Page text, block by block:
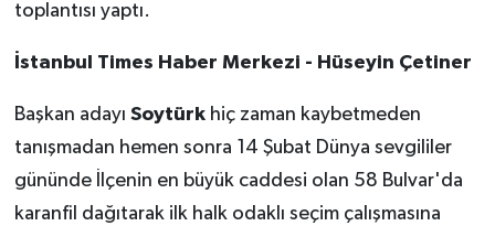
toplantısı yaptı.
İstanbul Times Haber Merkezi - Hüseyin Çetiner
Başkan adayı Soytürkhiç zaman kaybetmeden
tanışmadan hemen sonra 14 Şubat Dünya sevgililer
gününde İlçenin en büyük caddesi olan 58 Bulvar'da
karanfil dağıtarak ilk halk odaklı seçim çalışmasına